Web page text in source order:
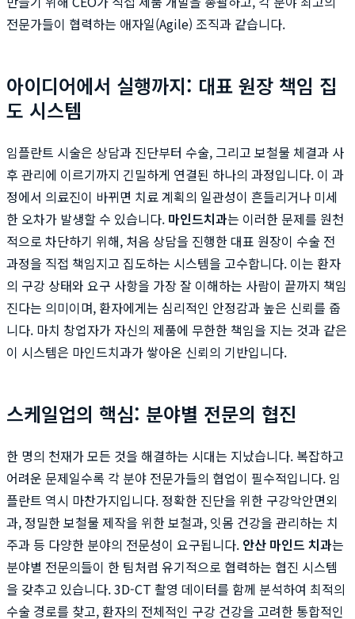
전문가들이 협력하는 애자일(Agile) 조직과 같습니다.
아이디어에서 실행까지: 대표 원장 책임 집
도 시스템
임플란트 시술은 상담과 진단부터 수술, 그리고 보철물 체결과 사
후 관리에 이르기까지 긴밀하게 연결된 하나의 과정입니다. 이 과
정에서 의료진이 바뀌면 치료 계획의 일관성이 흔들리거나 미세
한 오차가 발생할 수 있습니다. 마인드치과는 이러한 문제를 원천
적으로 차단하기 위해, 처음 상담을 진행한 대표 원장이 수술 전
과정을 직접 책임지고 집도하는 시스템을 고수합니다. 이는 환자
의 구강 상태와 요구 사항을 가장 잘 이해하는 사람이 끝까지 책임
진다는 의미이며, 환자에게는 심리적인 안정감과 높은 신뢰를 줍
니다. 마치 창업자가 자신의 제품에 무한한 책임을 지는 것과 같은
이 시스템은 마인드치과가 쌓아온 신뢰의 기반입니다.
스케일업의 핵심: 분야별 전문의 협진
한 명의 천재가 모든 것을 해결하는 시대는 지났습니다. 복잡하고
어려운 문제일수록 각 분야 전문가들의 협업이 필수적입니다. 임
플란트 역시 마찬가지입니다. 정확한 진단을 위한 구강악안면외
과, 정밀한 보철물 제작을 위한 보철과, 잇몸 건강을 관리하는 치
주과 등 다양한 분야의 전문성이 요구됩니다. 안산 마인드 치과는
분야별 전문의들이 한 팀처럼 유기적으로 협력하는 협진 시스템
을 갖추고 있습니다. 3D-CT 촬영 데이터를 함께 분석하여 최적의
수술 경로를 찾고, 환자의 전체적인 구강 건강을 고려한 통합적인